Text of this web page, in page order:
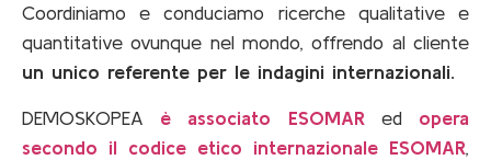
Coordiniamo e conduciamo ricerche qualitative e
quantitative ovunque nel mondo, offrendo al cliente
un unico referente per le indagini internazionali.
DEMOSKOPEA è associato ESOMAR ed opera
secondo il codice etico internazionale ESOMAR,